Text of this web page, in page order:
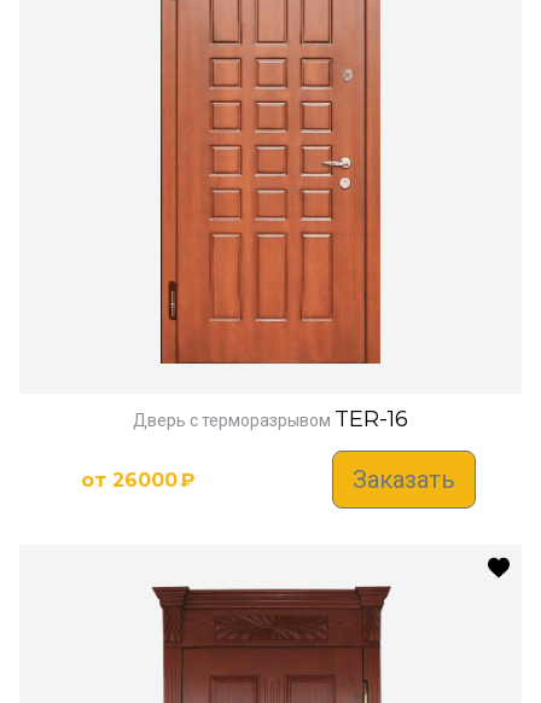
Дверь с терморазрывом TER-16
от 26000₽ Заказать